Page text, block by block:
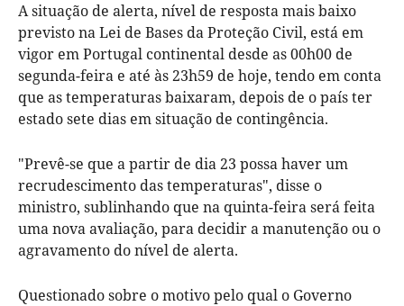
A situação de alerta, nível de resposta mais baixo
previsto na Lei de Bases da Proteção Civil, está em
vigor em Portugal continental desde as 00h00 de
segunda-feira e até às 23h59 de hoje, tendo em conta
que as temperaturas baixaram, depois de o país ter
estado sete dias em situação de contingência.
"Prevê-se que a partir de dia 23 possa haver um
recrudescimento das temperaturas", disse o
ministro, sublinhando que na quinta-feira será feita
uma nova avaliação, para decidir a manutenção ou o
agravamento do nível de alerta.
Questionado sobre o motivo pelo qual o Governo